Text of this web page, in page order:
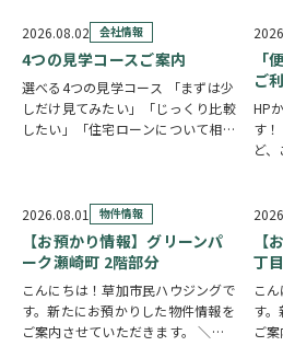
直接物件を見ながらご説明さ…
中
り
チ…
2026.08.02 会社情報
4つの見学コースご案内
選べる4つの見学コース 「まずは少
しだけ見てみたい」「じっくり比較
したい」「住宅ローンについて相談
せて選べる4つの見学コースをご用
意しています。 …
「
ご
HP
す
ど
望
す
談
2026.08.01 物件情報
【お預かり情報】グリーンパ
ーク瀬崎町 2階部分
こんにちは！草加市民ハウジングで
す。新たにお預かりした物件情報を
ご案内させていただきます。 ＼弊
【
丁
こ
す
ご